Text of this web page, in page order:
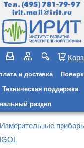
Тел. (495) 781-79-97
irit.mail@irit.ru
и доставка
Техническая поддержка
раздел
Измерительные